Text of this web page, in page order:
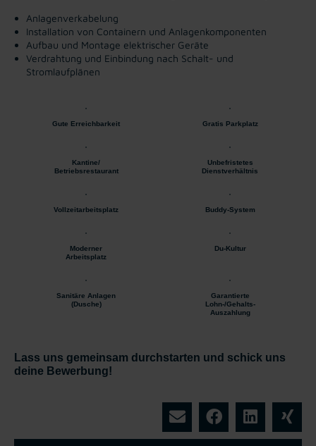
Anlagenverkabelung
Installation von Containern und Anlagenkomponenten
Aufbau und Montage elektrischer Geräte
Verdrahtung und Einbindung nach Schalt- und
Stromlaufplänen
Gute Erreichbarkeit Gratis Parkplatz
Kantine/
Betriebsrestaurant
Unbefristetes
Dienstverhältnis
Vollzeitarbeitsplatz Buddy-System
Moderner
Arbeitsplatz
Du-Kultur
Sanitäre Anlagen
(Dusche)
Garantierte
Lohn-/Gehalts-
Auszahlung
Lass uns gemeinsam durchstarten und schick uns
deine Bewerbung!